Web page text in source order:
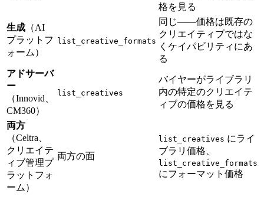
格を見る
生成 （AI
プラットフ
ォーム）
list_creative_formats
同じ——価格は既存の
クリエイティブではな
くケイパビリティにあ
る
アドサーバ
ー
（Innovid、
CM360）
list_creatives
バイヤーがライブラリ
内の特定のクリエイテ
ィブの価格を見る
両方
（Celtra、
クリエイテ
ィブ管理プ
ラットフォ
ーム）
両方の面
list_creatives にライ
ブラリ価格、
list_creative_formats
にフォーマット価格